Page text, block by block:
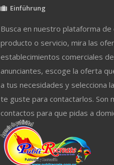
Einführung
Busca en nuestro plataforma de
producto o servicio, mira las
establecimientos comerciales
anunciantes, escoge la oferta
a tus necesidades y selecciona
te guste para contactarlos. Son
contactos para que pidas a